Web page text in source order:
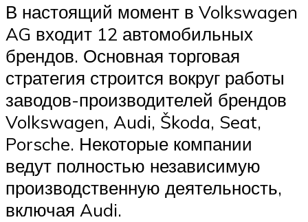
В настоящий момент в Volkswagen
AG входит 12 автомобильных
брендов. Основная торговая
стратегия строится вокруг работы
заводов-производителей брендов
Volkswagen, Audi, Škoda, Seat,
Porsche. Некоторые компании
ведут полностью независимую
производственную деятельность,
включая Audi.